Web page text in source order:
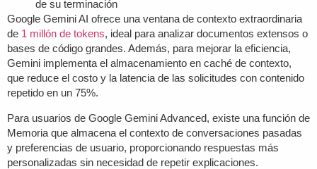
de su terminación
Google Gemini AI ofrece una ventana de contexto extraordinaria
de 1 millón de tokens, ideal para analizar documentos extensos o
bases de código grandes. Además, para mejorar la eficiencia,
Gemini implementa el almacenamiento en caché de contexto,
que reduce el costo y la latencia de las solicitudes con contenido
repetido en un 75%.
Para usuarios de Google Gemini Advanced, existe una función de
Memoria que almacena el contexto de conversaciones pasadas
y preferencias de usuario, proporcionando respuestas más
personalizadas sin necesidad de repetir explicaciones.